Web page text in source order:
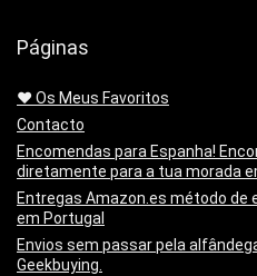
Páginas
❤️ Os Meus Favoritos
Contacto
Encomendas para Espanha!
diretamente para a tua morada
Entregas Amazon.es método de
em Portugal
Envios sem passar pela
Geekbuying.